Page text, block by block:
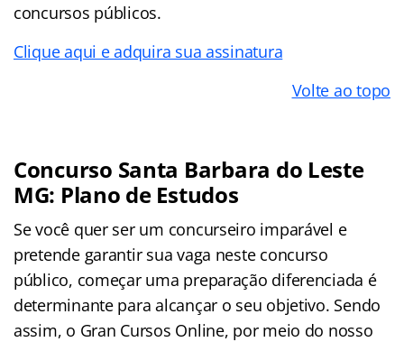
concursos públicos.
Clique aqui e adquira sua assinatura
Volte ao topo
Concurso Santa Barbara do Leste
MG: Plano de Estudos
Se você quer ser um concurseiro imparável e
pretende garantir sua vaga neste concurso
público, começar uma preparação diferenciada é
determinante para alcançar o seu objetivo. Sendo
assim, o Gran Cursos Online, por meio do nosso